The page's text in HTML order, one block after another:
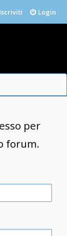
Login
Iscriviti
per
forum.